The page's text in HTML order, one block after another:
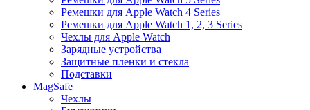
Ремешки для Apple Watch 4 Series
Ремешки для Apple Watch 1, 2, 3 Series
Чехлы для Apple Watch
Зарядные устройства
Защитные пленки и стекла
Подставки
MagSafe
Чехлы